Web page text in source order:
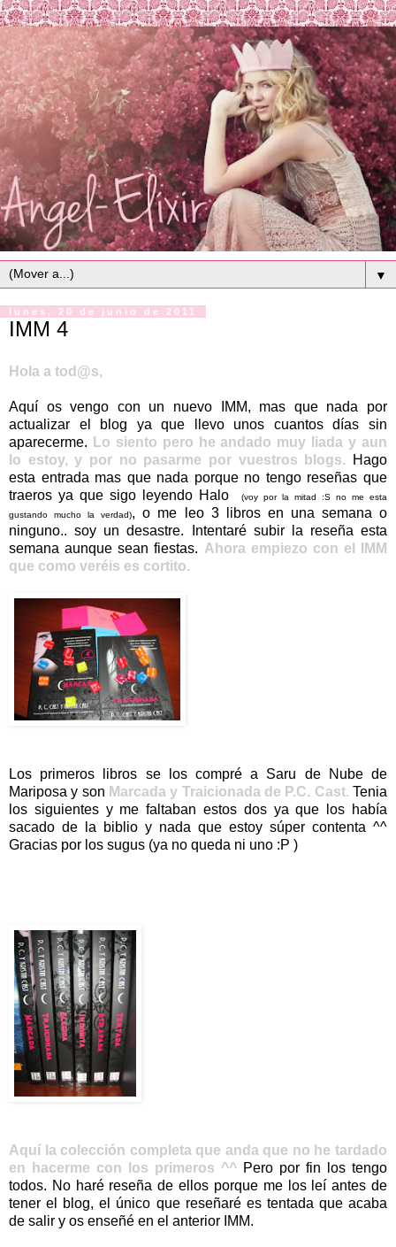
▼
lunes, 20 de junio de 2011
IMM 4
Hola a tod@s,
Aquí os vengo con un nuevo IMM, mas que nada por
actualizar el blog ya que llevo unos cuantos días sin
aparecerme. Lo siento pero he andado muy liada y aun
lo estoy, y por no pasarme por vuestros blogs.
Hago
esta entrada mas que nada porque no tengo reseñas que
traeros ya que sigo leyendo Halo
(voy por la mitad :S no me esta
gustando mucho la verdad), o me leo 3 libros en una semana o
ninguno.. soy un desastre. Intentaré subir la reseña esta
semana aunque sean fiestas. Ahora empiezo con el IMM
que como veréis es cortito.
Los primeros libros se los compré a Saru de Nube de
Mariposa y son Marcada y Traicionada de P.C. Cast. Tenia
los siguientes y me faltaban estos dos ya que los había
sacado de la biblio y nada que estoy súper contenta ^^
Gracias por los sugus (ya no queda ni uno :P )
Aquí la colección completa que anda que no he tardado
en hacerme con los primeros ^^ Pero por fin los tengo
todos. No haré reseña de ellos porque me los leí antes de
tener el blog, el único que reseñaré es tentada que acaba
de salir y os enseñé en el anterior IMM.